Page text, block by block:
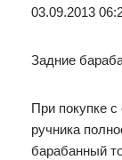
03.09.2013
Задние
При покупке с
ручника
барабанный